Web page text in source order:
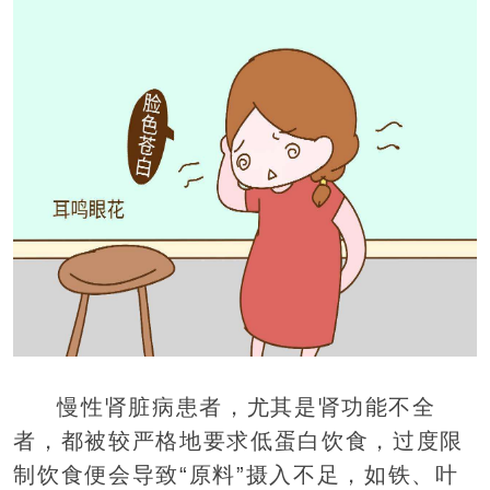
慢性肾脏病患者，尤其是肾功能不全
者，都被较严格地要求低蛋白饮食，过度限
制饮食便会导致“原料”摄入不足，如铁、叶